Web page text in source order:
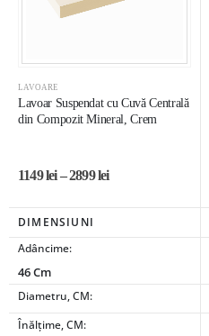
LAVOARE
Lavoar Suspendat cu Cuvă Centrală
din Compozit Mineral, Crem
1149lei–2899lei
DIMENSIUNI
Adâncime:
46 Cm
Diametru, CM:
Înălțime, CM: